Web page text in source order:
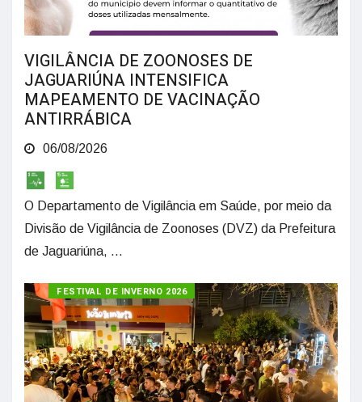
VIGILÂNCIA DE ZOONOSES DE
JAGUARIÚNA INTENSIFICA
MAPEAMENTO DE VACINAÇÃO
ANTIRRÁBICA
06/08/2026
O Departamento de Vigilância em Saúde, por meio da
Divisão de Vigilância de Zoonoses (DVZ) da Prefeitura
de Jaguariúna, ...
FESTIVAL DE INVERNO 2026